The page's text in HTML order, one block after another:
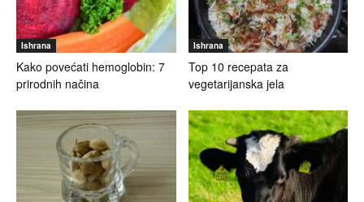
Ishrana
Kako povećati hemoglobin: 7
prirodnih načina
Ishrana
Top 10 recepata za
vegetarijanska jela